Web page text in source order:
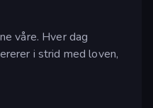
våre. Hver dag
i strid med loven,